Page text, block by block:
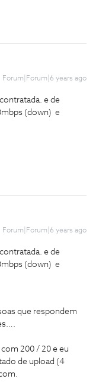
Forum|Forum|6 years ago
e de
(down) e
Forum|Forum|6 years ago
e de
(down) e
que respondem
200 / 20 e eu
de upload (4